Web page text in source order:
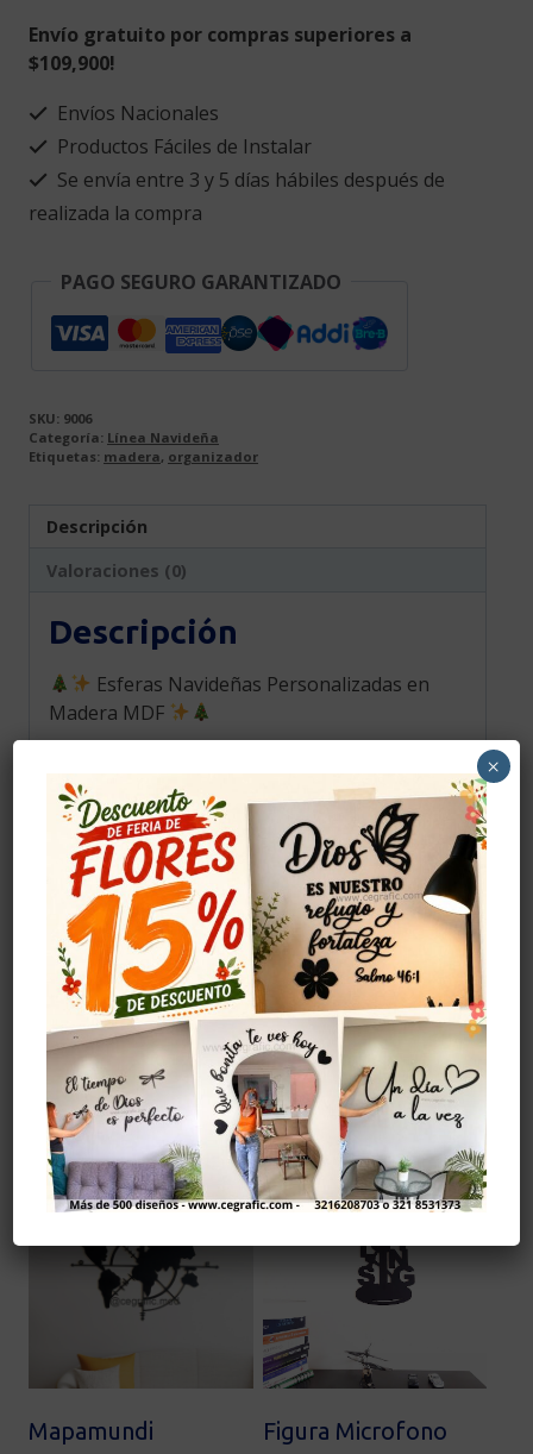
Envío gratuito por compras superiores a
$109,900!
Envíos Nacionales
Productos Fáciles de Instalar
Se envía entre 3 y 5 días hábiles después de
realizada la compra
PAGO SEGURO GARANTIZADO
SKU: 9006
Categoría: Línea Navideña
Etiquetas: madera, organizador
Descripción
Valoraciones (0)
Descripción
Esferas Navideñas Personalizadas en
Madera MDF
con nuestras esferas personalizadas
elaboradas en madera MDF. Conservando el
hermoso tono natural de la madera, cada
pieza está diseñada para convertirse en un
recuerdo único y significativo.
Cuidados
Evitar golpes.
Evitar la humedad.
Uso interior.
Productos relacionados
¡Oferta!
Mapamundi
¡Oferta!
Figura Microfono
×